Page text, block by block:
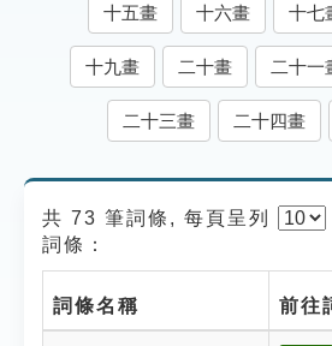
生命大百科索引
遊戲專區
貓頭鷹博士
十五畫 十六畫 十七
十九畫 二十畫 二十一
二十三畫 二十四畫
共 73 筆詞條, 每頁呈列
詞條：
詞條名稱 前往